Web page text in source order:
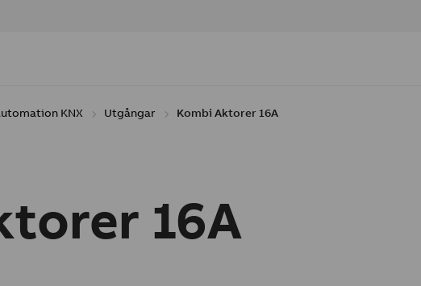
KNX Utgångar Kombi Aktorer 16A
16A